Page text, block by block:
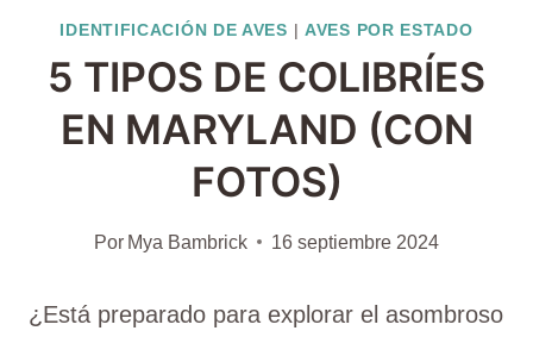
IDENTIFICACIÓN DE AVES | AVES POR ESTADO
5 TIPOS DE COLIBRÍES
EN MARYLAND (CON
FOTOS)
Por Mya Bambrick 16 septiembre 2024
¿Está preparado para explorar el asombroso